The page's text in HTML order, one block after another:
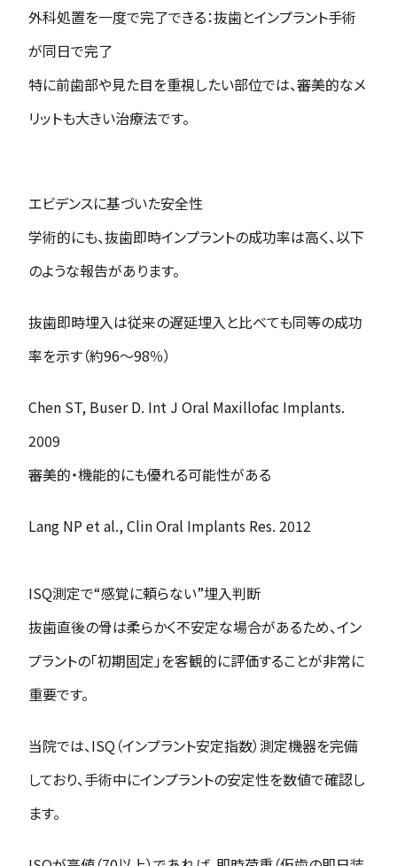
外科処置を一度で完了できる：抜歯とインプラント手術
が同日で完了
特に前歯部や見た目を重視したい部位では、審美的なメ
リットも大きい治療法です。
エビデンスに基づいた安全性
学術的にも、抜歯即時インプラントの成功率は高く、以下
のような報告があります。
抜歯即時埋入は従来の遅延埋入と比べても同等の成功
率を示す（約96〜98％）
Chen ST, Buser D. Int J Oral Maxillofac Implants.
2009
審美的・機能的にも優れる可能性がある
Lang NP et al., Clin Oral Implants Res. 2012
ISQ測定で“感覚に頼らない”埋入判断
抜歯直後の骨は柔らかく不安定な場合があるため、イン
プラントの「初期固定」を客観的に評価することが非常に
重要です。
当院では、ISQ（インプラント安定指数）測定機器を完備
しており、手術中にインプラントの安定性を数値で確認し
ます。